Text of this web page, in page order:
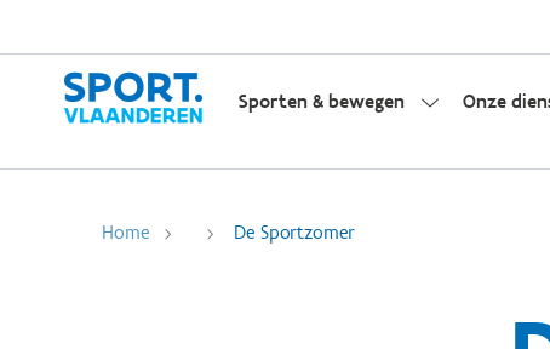
Sporten & bewegen Onze
Home De Sportzomer